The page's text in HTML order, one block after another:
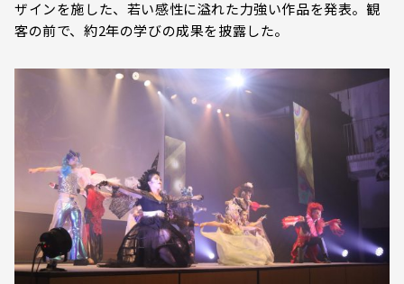
ザインを施した、若い感性に溢れた力強い作品を発表。観
客の前で、約2年の学びの成果を披露した。